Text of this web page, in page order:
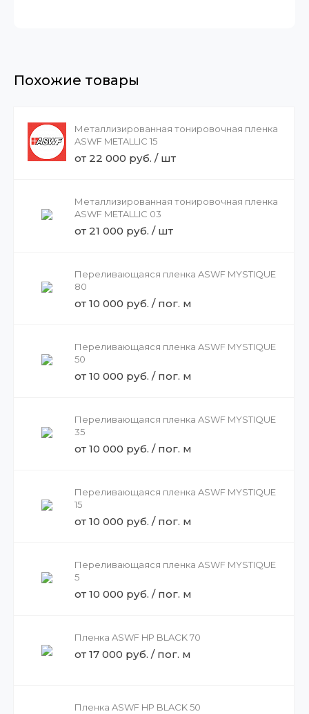
Похожие товары
Металлизированная тонировочная пленка
ASWF METALLIC 15
от 22 000 руб. / шт
Металлизированная тонировочная пленка
ASWF METALLIC 03
от 21 000 руб. / шт
Переливающаяся пленка ASWF MYSTIQUE
80
от 10 000 руб. / пог. м
Переливающаяся пленка ASWF MYSTIQUE
50
от 10 000 руб. / пог. м
Переливающаяся пленка ASWF MYSTIQUE
35
от 10 000 руб. / пог. м
Переливающаяся пленка ASWF MYSTIQUE
15
от 10 000 руб. / пог. м
Переливающаяся пленка ASWF MYSTIQUE
5
от 10 000 руб. / пог. м
Пленка ASWF HP BLACK 70
от 17 000 руб. / пог. м
Пленка ASWF HP BLACK 50